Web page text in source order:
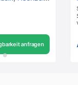
anfragen